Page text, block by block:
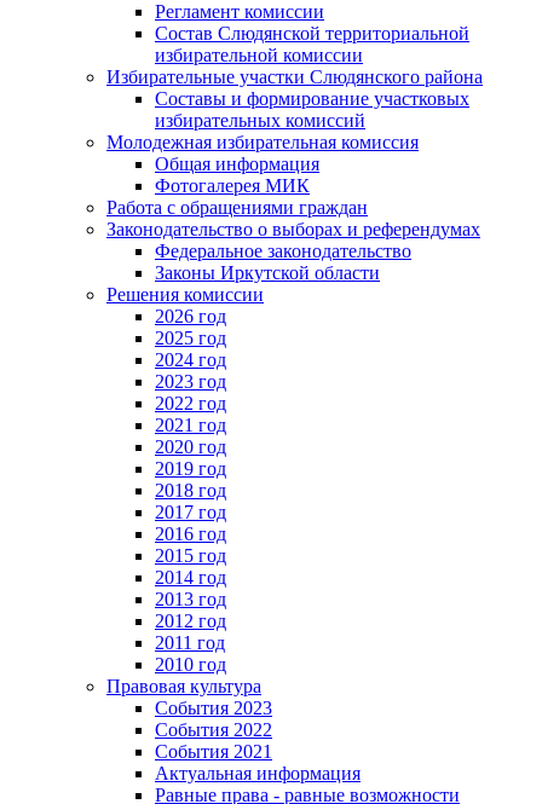
Регламент комиссии
Состав Слюдянской территориальной
избирательной комиссии
Избирательные участки Слюдянского района
Составы и формирование участковых
избирательных комиссий
Молодежная избирательная комиссия
Общая информация
Фотогалерея МИК
Работа с обращениями граждан
Законодательство о выборах и референдумах
Федеральное законодательство
Законы Иркутской области
Решения комиссии
2026 год
2025 год
2024 год
2023 год
2022 год
2021 год
2020 год
2019 год
2018 год
2017 год
2016 год
2015 год
2014 год
2013 год
2012 год
2011 год
2010 год
Правовая культура
События 2023
События 2022
События 2021
Актуальная информация
Равные права - равные возможности